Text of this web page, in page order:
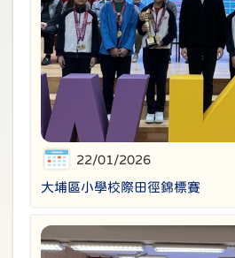
22/01/2026
大埔區小學校際田徑錦標賽